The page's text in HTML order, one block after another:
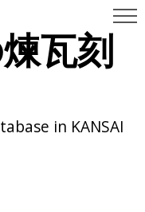
瓦刻
in KANSAI